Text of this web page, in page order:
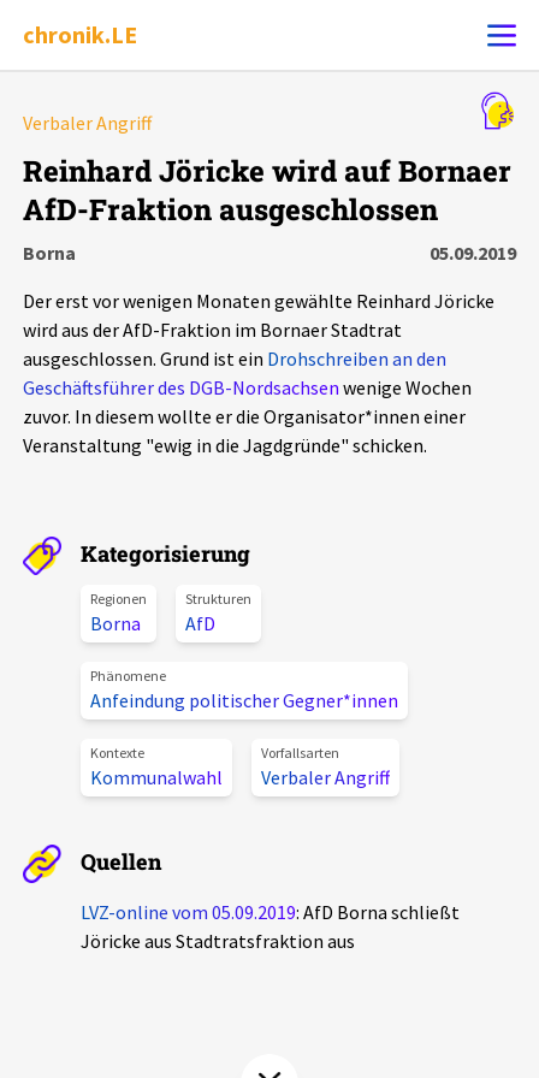
chronik.LE
Chronik
Leipziger Zustände
Schlaglichter
Aktuelles
Alle Beiträge
Veranstaltungen
Pressemitteilungen
Podcasts
Über uns
Projektbeschreibung
Kontakt
Unterstützer_innen
Spenden
Verbaler Angriff
Reinhard Jöricke wird auf Bornaer
AfD-Fraktion ausgeschlossen
Borna
05.09.2019
Der erst vor wenigen Monaten gewählte Reinhard Jöricke
wird aus der AfD-Fraktion im Bornaer Stadtrat
ausgeschlossen. Grund ist ein Drohschreiben an den
Geschäftsführer des DGB-Nordsachsen wenige Wochen
zuvor. In diesem wollte er die Organisator*innen einer
Veranstaltung "ewig in die Jagdgründe" schicken.
Kategorisierung
Regionen
Borna
Strukturen
AfD
Phänomene
Anfeindung politischer Gegner*innen
Kontexte
Kommunalwahl
Vorfallsarten
Verbaler Angriff
Quellen
LVZ-online vom 05.09.2019: AfD Borna schließt
Jöricke aus Stadtratsfraktion aus
Alle Ereignisse
Ereignisse
Ereignisse Statistik